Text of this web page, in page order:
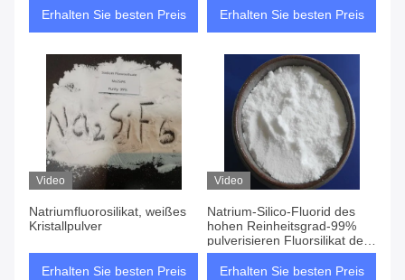
Erhalten Sie besten Preis Erhalten Sie besten Preis
Video
Natriumfluorosilikat, weißes
Kristallpulver
Erhalten Sie besten Preis
Video
Natrium-Silico-Fluorid des
hohen Reinheitsgrad-99%
pulverisieren Fluorsilikat des
Natriumna2sif6
Erhalten Sie besten Preis